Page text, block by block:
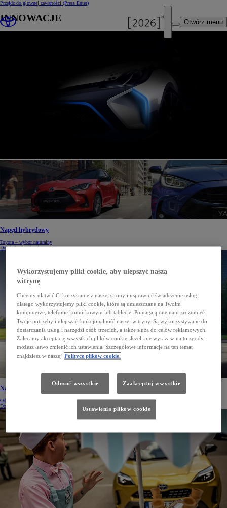
Przejdź do głównej zawartości (Press Enter)
Otwórz menu
INNOWACJE
Napęd hybrydowy
Toyota – wybór naturalny
Dowiedz się więcej
Napęd wodorowy
Odkryj Toyotę Mirai 2. generacji
Dowiedz się więcej
Wykorzystujemy pliki cookie, aby ulepszyć naszą
witrynę
Chcemy ułatwić Ci korzystanie z naszej strony i usprawnić świadczenie usług,
dlatego wykorzystujemy pliki cookie, które są umieszczane na Twoim
komputerze, telefonie komórkowym lub tablecie. Pomagają one nam zrozumieć
Twoje potrzeby i ulepszać funkcjonalność naszej witryny. Są wykorzystywane do
dostarczania usług i narzędzi osób trzecich, a także służą do celów reklamowych.
Zalecamy akceptację wszystkich plików cookie. Jeżeli nie wyrażasz na to zgody,
możesz łatwo zmienić ich ustawienia. Szczegółowe informacje na ten temat
znajdziesz w naszej Polityce plików cookie.
Odrzuć wszystkie Zaakceptuj wszystkie
Ustawienia plików cookie